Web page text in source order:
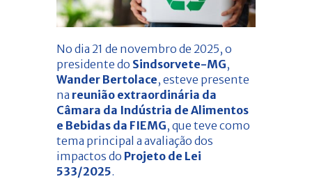
No dia 21 de novembro de 2025, o
presidente do Sindsorvete-MG,
Wander Bertolace, esteve presente
na reunião extraordinária da
Câmara da Indústria de Alimentos
e Bebidas da FIEMG, que teve como
tema principal a avaliação dos
impactos do Projeto de Lei
533/2025.